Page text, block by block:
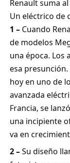
Renault suma
Un eléctrico de
1 – Cuando
de modelos
una época. Los
esa
hoy en uno de
avanzada
Francia, se
una incipiente
va en
2 –Su diseño